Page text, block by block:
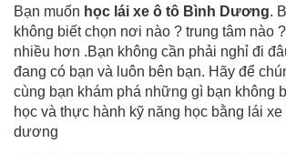
Bạn muốn học lái xe ô tô Bình Dương.
không biết chọn nơi nào ? trung tâm nào
nhiều hơn .Bạn không cần phải nghỉ đi
đang có bạn và luôn bên bạn. Hãy để
cùng bạn khám phá những gì bạn không
học và thực hành kỹ năng học bằng lái xe
dương